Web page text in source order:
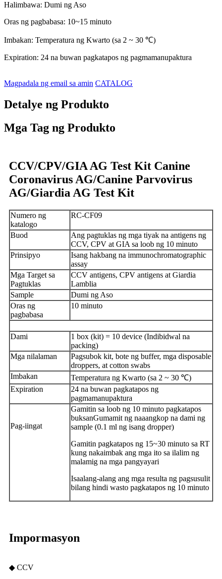
Halimbawa: Dumi ng Aso
Oras ng pagbabasa: 10~15 minuto
Imbakan: Temperatura ng Kwarto (sa 2 ~ 30 ℃)
Expiration: 24 na buwan pagkatapos ng pagmamanupaktura
Magpadala ng email sa amin CATALOG
Detalye ng Produkto
Mga Tag ng Produkto
CCV/CPV/GIA AG Test Kit Canine
Coronavirus AG/Canine Parvovirus
AG/Giardia AG Test Kit
Numero ng
katalogo
RC-CF09
Buod
Ang pagtuklas ng mga tiyak na antigens ng
CCV, CPV at GIA sa loob ng 10 minuto
Prinsipyo
Isang hakbang na immunochromatographic
assay
Mga Target sa
Pagtuklas
CCV antigens, CPV antigens at Giardia
Lamblia
Sample
Dumi ng Aso
Oras ng
pagbabasa
10 minuto
Dami
1 box (kit) = 10 device (Indibidwal na
packing)
Mga nilalaman
Pagsubok kit, bote ng buffer, mga disposable
droppers, at cotton swabs
Imbakan
Temperatura ng Kwarto (sa 2 ~ 30 ℃)
Expiration
24 na buwan pagkatapos ng
pagmamanupaktura
Pag-iingat
Gamitin sa loob ng 10 minuto pagkatapos
buksanGumamit ng naaangkop na dami ng
sample (0.1 ml ng isang dropper)
Gamitin pagkatapos ng 15~30 minuto sa RT
kung nakaimbak ang mga ito sa ilalim ng
malamig na mga pangyayari
Isaalang-alang ang mga resulta ng pagsusulit
bilang hindi wasto pagkatapos ng 10 minuto
Impormasyon
◆ CCV